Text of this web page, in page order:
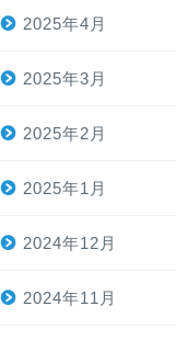
2025年4月
2025年3月
2025年2月
2025年1月
2024年12月
2024年11月